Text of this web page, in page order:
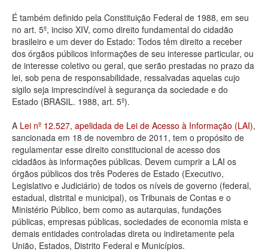
Administração
Legislação
Agenda
Perguntas frequentes
Contato
É também definido pela Constituição Federal de 1988, em seu
no art. 5º, inciso XIV, como direito fundamental do cidadão
brasileiro e um dever do Estado: Todos têm direito a receber
dos órgãos públicos informações de seu interesse particular, ou
de interesse coletivo ou geral, que serão prestadas no prazo da
lei, sob pena de responsabilidade, ressalvadas aquelas cujo
sigilo seja imprescindível à segurança da sociedade e do
Estado (BRASIL. 1988, art. 5º).
A Lei nº 12.527, apelidada de Lei de Acesso à Informação (LAI),
sancionada em 18 de novembro de 2011, tem o propósito de
regulamentar esse direito constitucional de acesso dos
cidadãos às informações públicas. Devem cumprir a LAI os
órgãos públicos dos três Poderes de Estado (Executivo,
Legislativo e Judiciário) de todos os níveis de governo (federal,
estadual, distrital e municipal), os Tribunais de Contas e o
Ministério Público, bem como as autarquias, fundações
públicas, empresas públicas, sociedades de economia mista e
demais entidades controladas direta ou indiretamente pela
União, Estados, Distrito Federal e Municípios.